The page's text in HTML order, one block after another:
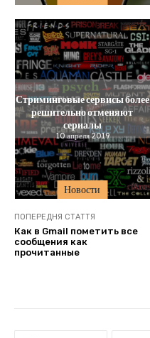
Новости
Стриминговые сервисы более
решительно отменяют
сериалы
10 апреля 2019
ПОПЕРЕДНЯ СТАТТЯ
Как в Gmail пометить все
сообщения как
прочитанные